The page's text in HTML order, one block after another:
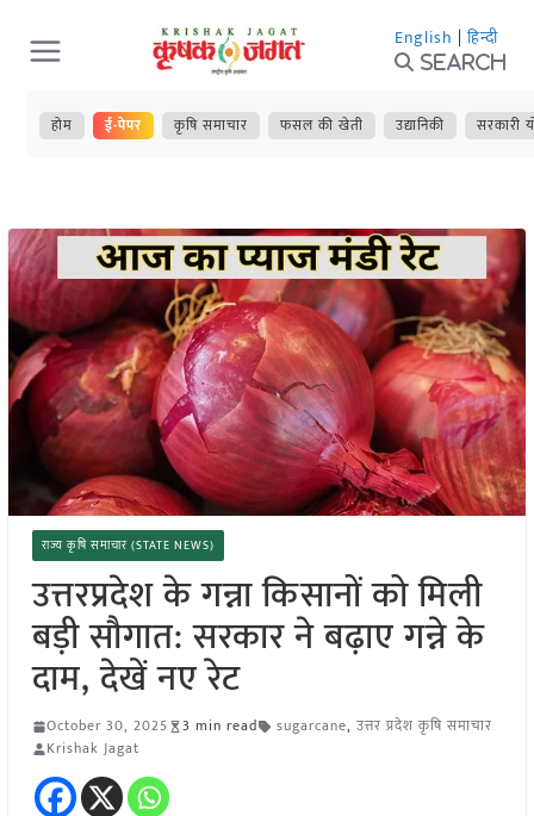
Skip
to
content
English | हिन्दी
Search
होम ई-पेपर कृषि समाचार फसल की खेती उद्यानिकी सरकारी
राज्य कृषि समाचार (STATE NEWS)
उत्तरप्रदेश के गन्ना किसानों को मिली
बड़ी सौगात: सरकार ने बढ़ाए गन्ने के
दाम, देखें नए रेट
October 30, 2025 3 min read sugarcane, उत्तर प्रदेश कृषि समाचार
Krishak Jagat